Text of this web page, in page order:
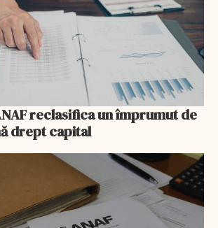
reclasifica un împrumut de
drept capital